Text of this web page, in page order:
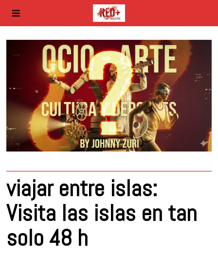
viajar entre islas:
Visita las islas en tan
solo 48 h